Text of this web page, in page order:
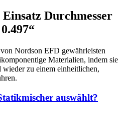
Durchmesser
Nordson EFD gewährleisten
Materialien, indem sie
zu einem einheitlichen,
auswählt?